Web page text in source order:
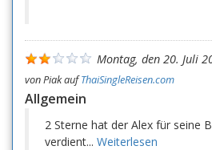
Montag, den 20. Juli
vonPiakaufThaiSingleReisen.com
Allgemein
2 Sterne hat der Alex für seine
verdient... Weiterlesen